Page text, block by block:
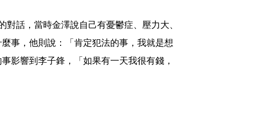
話，當時金澤說自己有憂鬱症、壓力大、
事，他則說：「肯定犯法的事，我就是想
影響到李子鋒，「如果有一天我很有錢，